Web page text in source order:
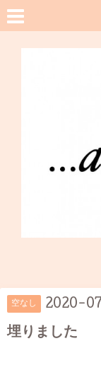
空なし 2020-
埋りました